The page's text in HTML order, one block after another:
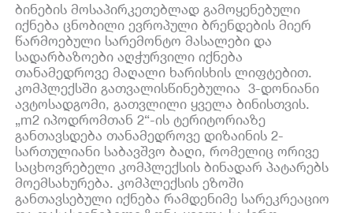
ბინების მოსაპირკეთებლად გამოყენებული
იქნება ცნობილი ევროპული ბრენდების მიერ
წარმოებული სარემონტო მასალები და
სადარბაზოები აღჭურვილი იქნება
თანამედროვე მაღალი ხარისხის ლიფტებით.
კომპლექსში გათვალისწინებულია 3-დონიანი
ავტოსადგომი, გათვლილი ყველა ბინისთვის.
„m2 იპოდრომთან 2“-ის ტერიტორიაზე
განთავსდება თანამედროვე დიზაინის 2-
სართულიანი საბავშვო ბაღი, რომელიც ორივე
საცხოვრებელი კომპლექსის ბინადარ პატარებს
მოემსახურება. კომპლექსის ეზოში
განთავსებული იქნება რამდენიმე სარეკრეაციო